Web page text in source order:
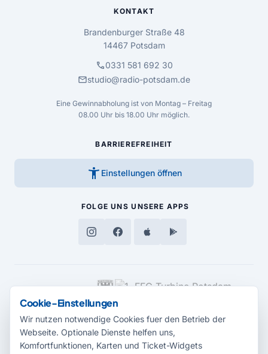
KONTAKT
Brandenburger Straße 48
14467 Potsdam
call0331 581 692 30
mailstudio@radio-potsdam.de
Eine Gewinnabholung ist von Montag – Freitag
08.00 Uhr bis 18.00 Uhr möglich.
BARRIEREFREIHEIT
accessibility_new Einstellungen öffnen
FOLGE UNS UNSERE APPS
MEDIENPARTNER
Cookie-Einstellungen
Wir nutzen notwendige Cookies fuer den Betrieb der
Webseite. Optionale Dienste helfen uns,
Komfortfunktionen, Karten und Ticket-Widgets